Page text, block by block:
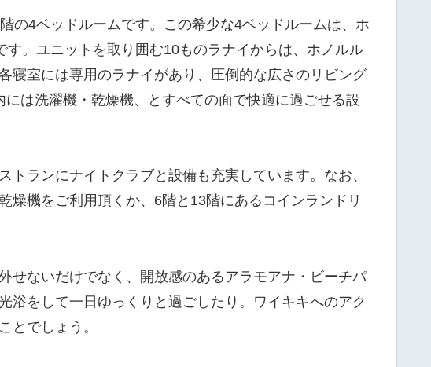
の4ベッドルームです。この希少な4ベッドルームは、ホ
。ユニットを取り囲む10ものラナイからは、ホノルル
寝室には専用のラナイがあり、圧倒的な広さのリビング
は洗濯機・乾燥機、とすべての面で快適に過ごせる設
ランにナイトクラブと設備も充実しています。なお、
機をご利用頂くか、6階と13階にあるコインランドリ
せないだけでなく、開放感のあるアラモアナ・ビーチパ
浴をして一日ゆっくりと過ごしたり。ワイキキへのアク
とでしょう。